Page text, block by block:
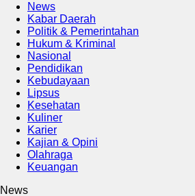
News
Kabar Daerah
Politik & Pemerintahan
Hukum & Kriminal
Nasional
Pendidikan
Kebudayaan
Lipsus
Kesehatan
Kuliner
Karier
Kajian & Opini
Olahraga
Keuangan
News